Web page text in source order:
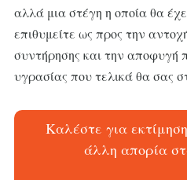
αλλά μια στέγη η οποία θα
επιθυμείτε ως προς την
συντήρησης και την αποφυγή
υγρασίας που τελικά θα σας
Καλέστε για
άλλη απορία